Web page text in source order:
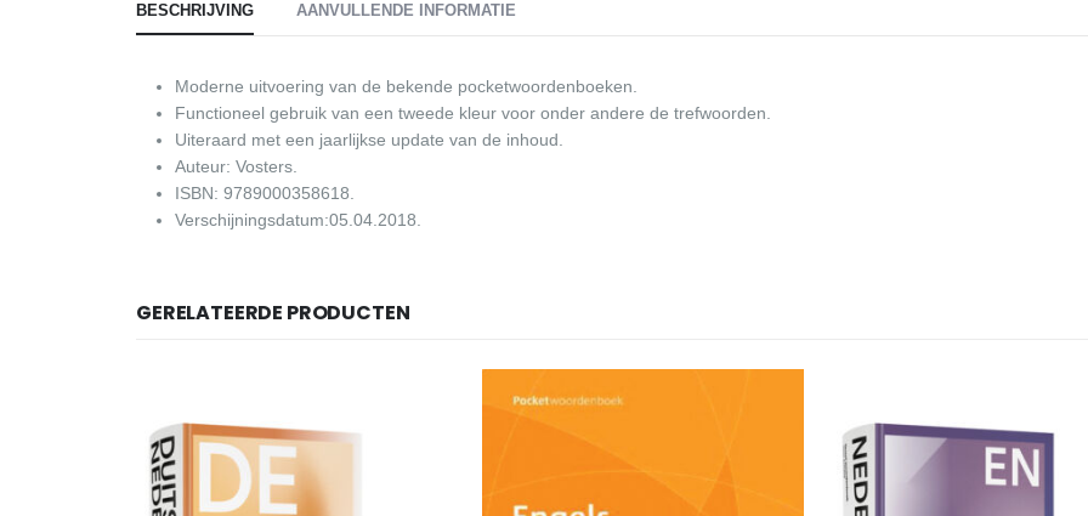
BESCHRIJVING AANVULLENDE INFORMATIE
Moderne uitvoering van de bekende pocketwoordenboeken.
Functioneel gebruik van een tweede kleur voor onder andere de trefwoorden.
Uiteraard met een jaarlijkse update van de inhoud.
Auteur: Vosters.
ISBN: 9789000358618.
Verschijningsdatum:05.04.2018.
GERELATEERDE PRODUCTEN